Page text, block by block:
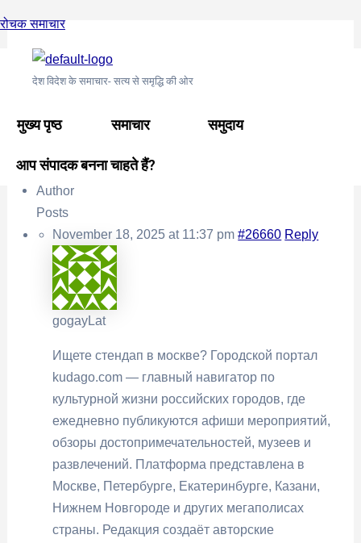
to
content
रोचक समाचार
देश विदेश के समाचार- सत्य से समृद्धि की ओर
मुख्य पृष्ठ समाचार समुदाय
आप संपादक बनना चाहते हैं?
मुख्य पृष्ठ › समुदाय ›
Москвы
This topic is empty.
Viewing 0 reply threads
Author
Posts
November 18, 2025 at 11:37 pm #26660 Reply
gogayLat
Ищетестендап в москве? Городской портал
kudago.com — главный навигатор по
культурной жизни российских городов, где
ежедневно публикуются афиши мероприятий,
обзоры достопримечательностей, музеев и
развлечений. Платформа представлена в
Москве, Петербурге, Екатеринбурге, Казани,
Нижнем Новгороде и других мегаполисах
страны. Редакция создаёт авторские
navigation